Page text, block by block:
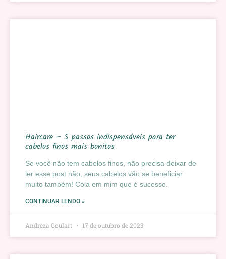
Haircare – 5 passos indispensáveis para ter
cabelos finos mais bonitos
Se você não tem cabelos finos, não precisa deixar de
ler esse post não, seus cabelos vão se beneficiar
muito também! Cola em mim que é sucesso.
CONTINUAR LENDO »
Andreza Goulart 17 de outubro de 2023